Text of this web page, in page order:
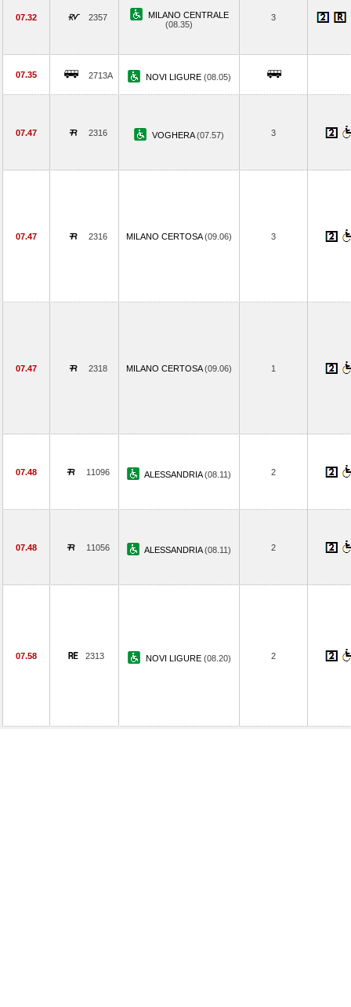
07.32 2357
MILANO CENTRALE
(08.35)
3
07.35 2713A NOVI LIGURE (08.05)
07.47 2316 VOGHERA(07.57) 3
07.47 2316 MILANO CERTOSA(09.06) 3
07.47 2318 MILANO CERTOSA(09.06) 1
07.48 11096 ALESSANDRIA(08.11) 2
07.48 11056 ALESSANDRIA(08.11) 2
07.58 2313 NOVI LIGURE (08.20) 2